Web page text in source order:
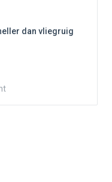
dan vliegruig